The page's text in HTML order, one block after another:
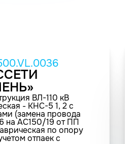
ВЛ-110 кВ
- КНС-5 1, 2 с
(замена провода
на АС150/19 от ПП
по опору
отпаек с